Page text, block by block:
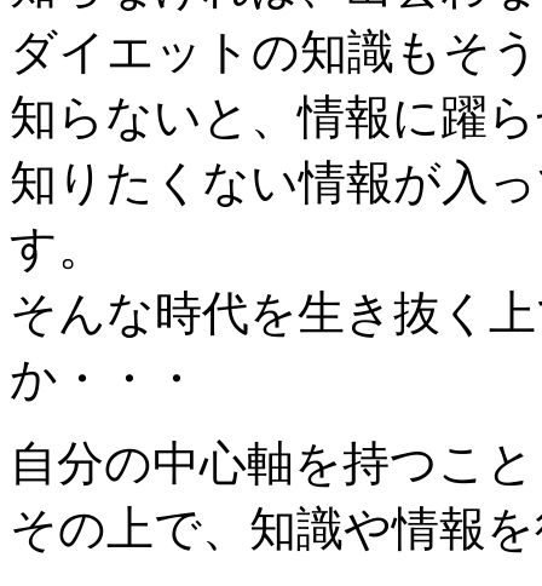
ダイエットの知識もそ
知らないと、情報に躍
知りたくない情報が入
す。
そんな時代を生き抜く
か・・・
自分の中心軸を持つこと
その上で、知識や情報